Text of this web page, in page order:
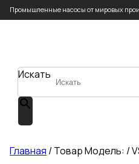
Промышленные насосы от мировых
Искать
Главная / Товар Модель: /